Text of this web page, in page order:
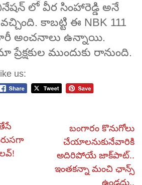
లో వీర సింహారెడ్డి అనే
కాబట్టి ఈ NBK 111
అంచనాలు ఉన్నాయి.
ముందుకు రానుంది.
us:
బంగారం కొనుగోలు
చేయాలనుకునేవారికి
అదిరిపోయే జాక్‌పాట్..
ఇంతకన్నా మంచి ఛాన్స్
ఉండదు..